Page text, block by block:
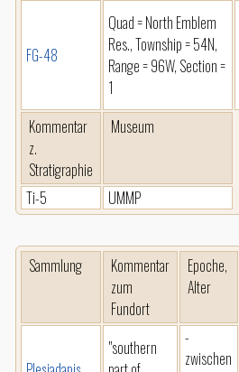
FG-48
Quad = North Emblem
Res., Township = 54N,
Range = 96W, Section =
1
Kommentar
z.
Stratigraphie
Museum
Ti-5 UMMP
Sammlung
Kommentar
zum
Fundort
Epoche,
Alter
"southern
-
zwischen